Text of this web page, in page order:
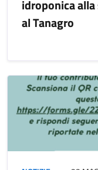
idroponica
al Tanagro